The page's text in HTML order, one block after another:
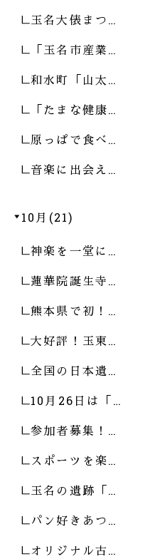
玉名大俵まつ…
「玉名市産業…
和水町「山太…
「たまな健康…
原っぱで食べ…
音楽に出会え…
10月(21)
神楽を一堂に…
蓮華院誕生寺…
熊本県で初！…
大好評！玉東…
全国の日本遺…
10月26日は「…
参加者募集！…
スポーツを楽…
玉名の遺跡「…
パン好きあつ…
オリジナル古…